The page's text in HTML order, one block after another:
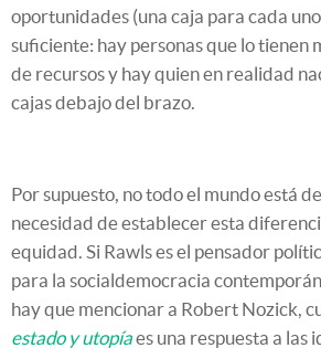
oportunidades (una caja para cada
suficiente: hay personas que lo tienen
de recursos y hay quien en realidad
cajas debajo del brazo.
Por supuesto, no todo el mundo está
necesidad de establecer esta
equidad. Si Rawls es el pensador
para la socialdemocracia
hay que mencionar a Robert Nozick,
estado y utopíaes una respuesta a las